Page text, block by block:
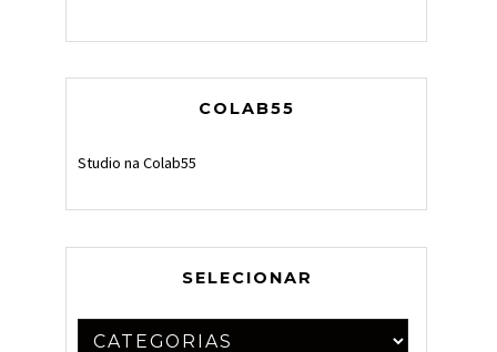
COLAB55
Studio na Colab55
SELECIONAR